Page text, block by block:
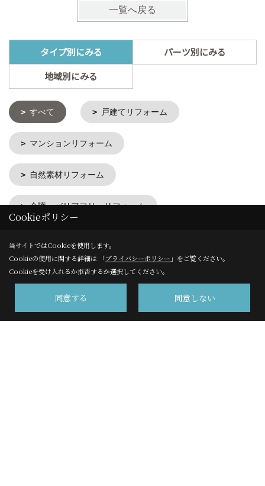
一覧へ戻る
タイプ別にみる
パーツ別にみる
地域別にみる
すべて 戸建てリフォーム
マンションリフォーム
自然素材リフォーム
介護・バリアフリーリフォーム
施工事例
フォトギャラリー
Cookieポリシー
当サイトではCookieを使用します。
Cookieの使用に関する詳細は 「プライバシーポリシー 」をご覧ください。
Cookieを受け入れるか拒否するか選択してください。
同意する 同意しない